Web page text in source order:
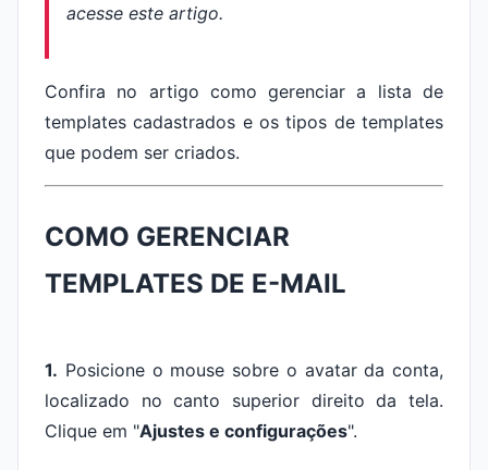
acesse este artigo.
Confira no artigo como gerenciar a lista de
templates cadastrados e os tipos de templates
que podem ser criados.
COMO GERENCIAR
TEMPLATES DE E-MAIL
1. Posicione o mouse sobre o avatar da conta,
localizado no canto superior direito da tela.
Clique em "Ajustes e configurações".